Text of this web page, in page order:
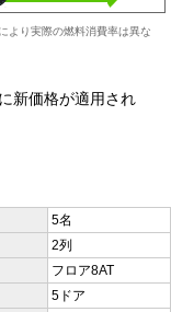
より実際の燃料消費率は異な
新価格が適用され
5名
2列
フロア8AT
5ドア